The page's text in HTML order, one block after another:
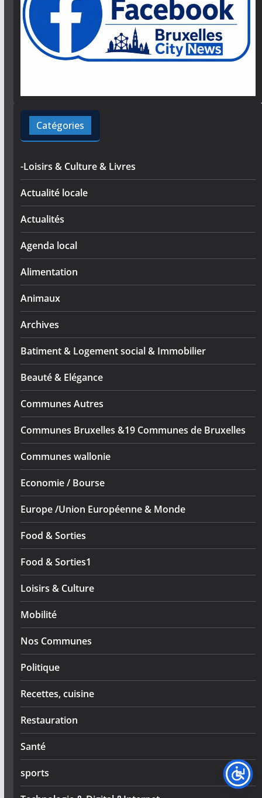
Catégories
-Loisirs & Culture & Livres
Actualité locale
Actualités
Agenda local
Alimentation
Animaux
Archives
Batiment & Logement social & Immobilier
Beauté & Elégance
Communes Autres
Communes Bruxelles &19 Communes de Bruxelles
Communes wallonie
Economie / Bourse
Europe /Union Européenne & Monde
Food & Sorties
Food & Sorties1
Loisirs & Culture
Mobilité
Nos Communes
Politique
Recettes, cuisine
Restauration
Santé
sports